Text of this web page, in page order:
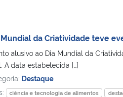
Mundial da Criatividade teve
alusivo ao Dia Mundial da
A data estabelecida […]
Destaque
ciência e tecnologia de alimentos